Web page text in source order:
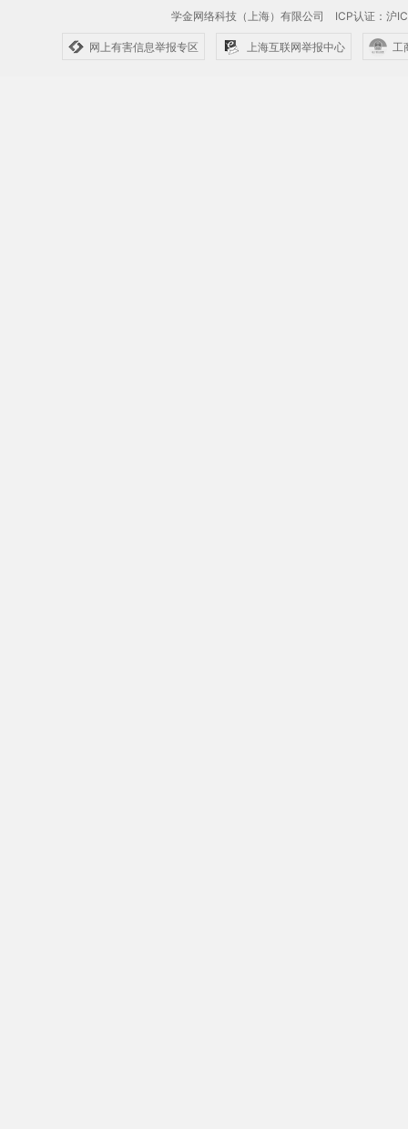
学金网络科技（上海）有限公司 ICP认证：沪
网上有害信息举报专区 上海互联网举报中心 工